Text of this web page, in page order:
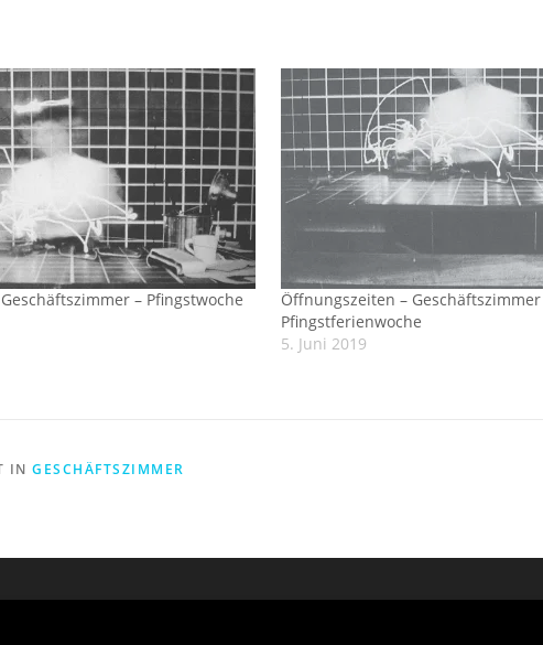
– Pfingstwoche
Öffnungszeiten – Geschäftszimmer
Pfingstferienwoche
5. Juni 2019
IN GESCHÄFTSZIMMER